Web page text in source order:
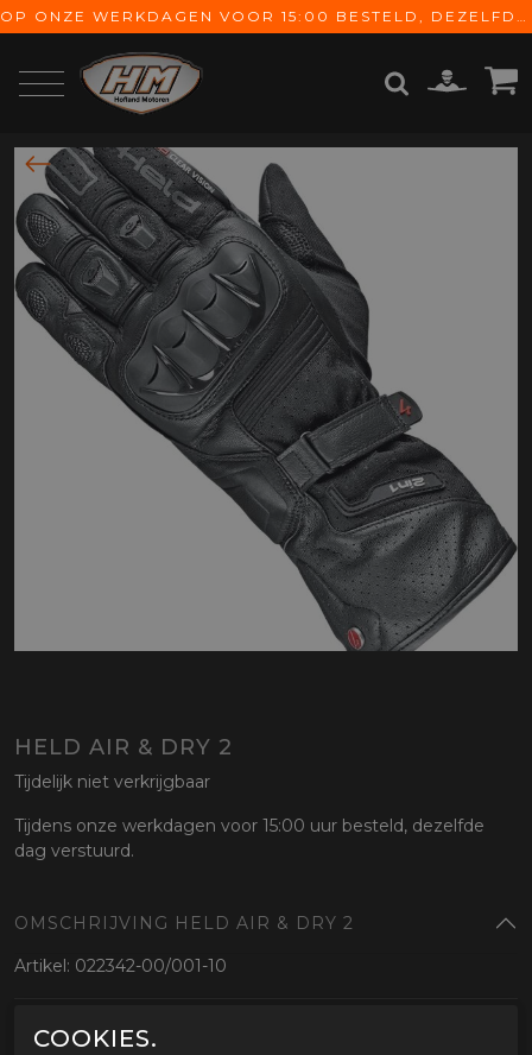
OP ONZE WERKDAGEN VOOR 15:00 BESTELD, DEZELFDE DAG VERZONDEN! GRATIS VERZENDING VANAF € 65,-
HELD AIR & DRY 2
Tijdelijk niet verkrijgbaar
Tijdens onze werkdagen voor 15:00 uur besteld, dezelfde
dag verstuurd.
OMSCHRIJVING HELD AIR & DRY 2
Artikel: 022342-00/001-10
GERELATEERDE PRODUCTEN
COOKIES.